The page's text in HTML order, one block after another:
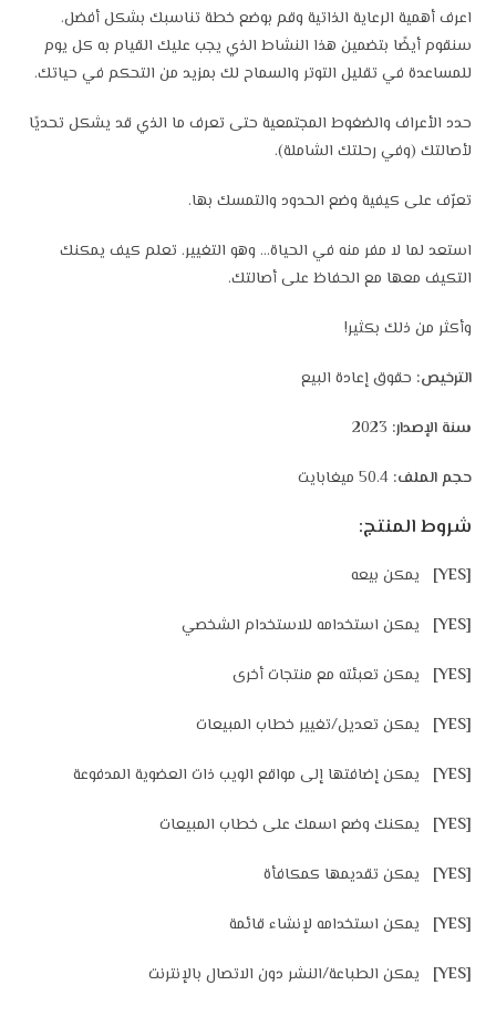
اعرف أهمية الرعاية الذاتية وقم بوضع خطة تناسبك بشكل أفضل.
سنقوم أيضًا بتضمين هذا النشاط الذي يجب عليك القيام به كل يوم
للمساعدة في تقليل التوتر والسماح لك بمزيد من التحكم في حياتك.
حدد الأعراف والضغوط المجتمعية حتى تعرف ما الذي قد يشكل تحديًا
لأصالتك (وفي رحلتك الشاملة).
تعرّف على كيفية وضع الحدود والتمسك بها.
استعد لما لا مفر منه في الحياة… وهو التغيير. تعلم كيف يمكنك
التكيف معها مع الحفاظ على أصالتك.
وأكثر من ذلك بكثير!
الترخيص: حقوق إعادة البيع
سنة الإصدار:
حجم الملف:50.4 ميغابايت
شروط المنتج:
[YES] يمكن بيعه
[YES] يمكن استخدامه للاستخدام الشخصي
[YES] يمكن تعبئته مع منتجات أخرى
[YES] يمكن تعديل/تغيير خطاب المبيعات
[YES] يمكن إضافتها إلى مواقع الويب ذات العضوية المدفوعة
[YES] يمكنك وضع اسمك على خطاب المبيعات
[YES] يمكن تقديمها كمكافأة
[YES] يمكن استخدامه لإنشاء قائمة
[YES] يمكن الطباعة/النشر دون الاتصال بالإنترنت